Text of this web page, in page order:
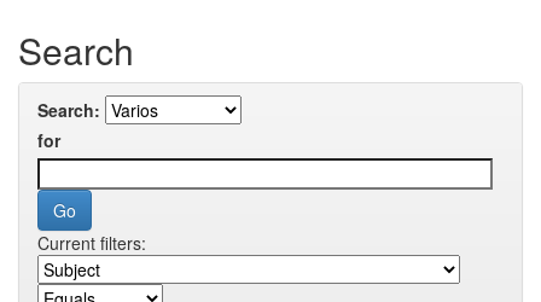
Search
Search:
for
Current filters: